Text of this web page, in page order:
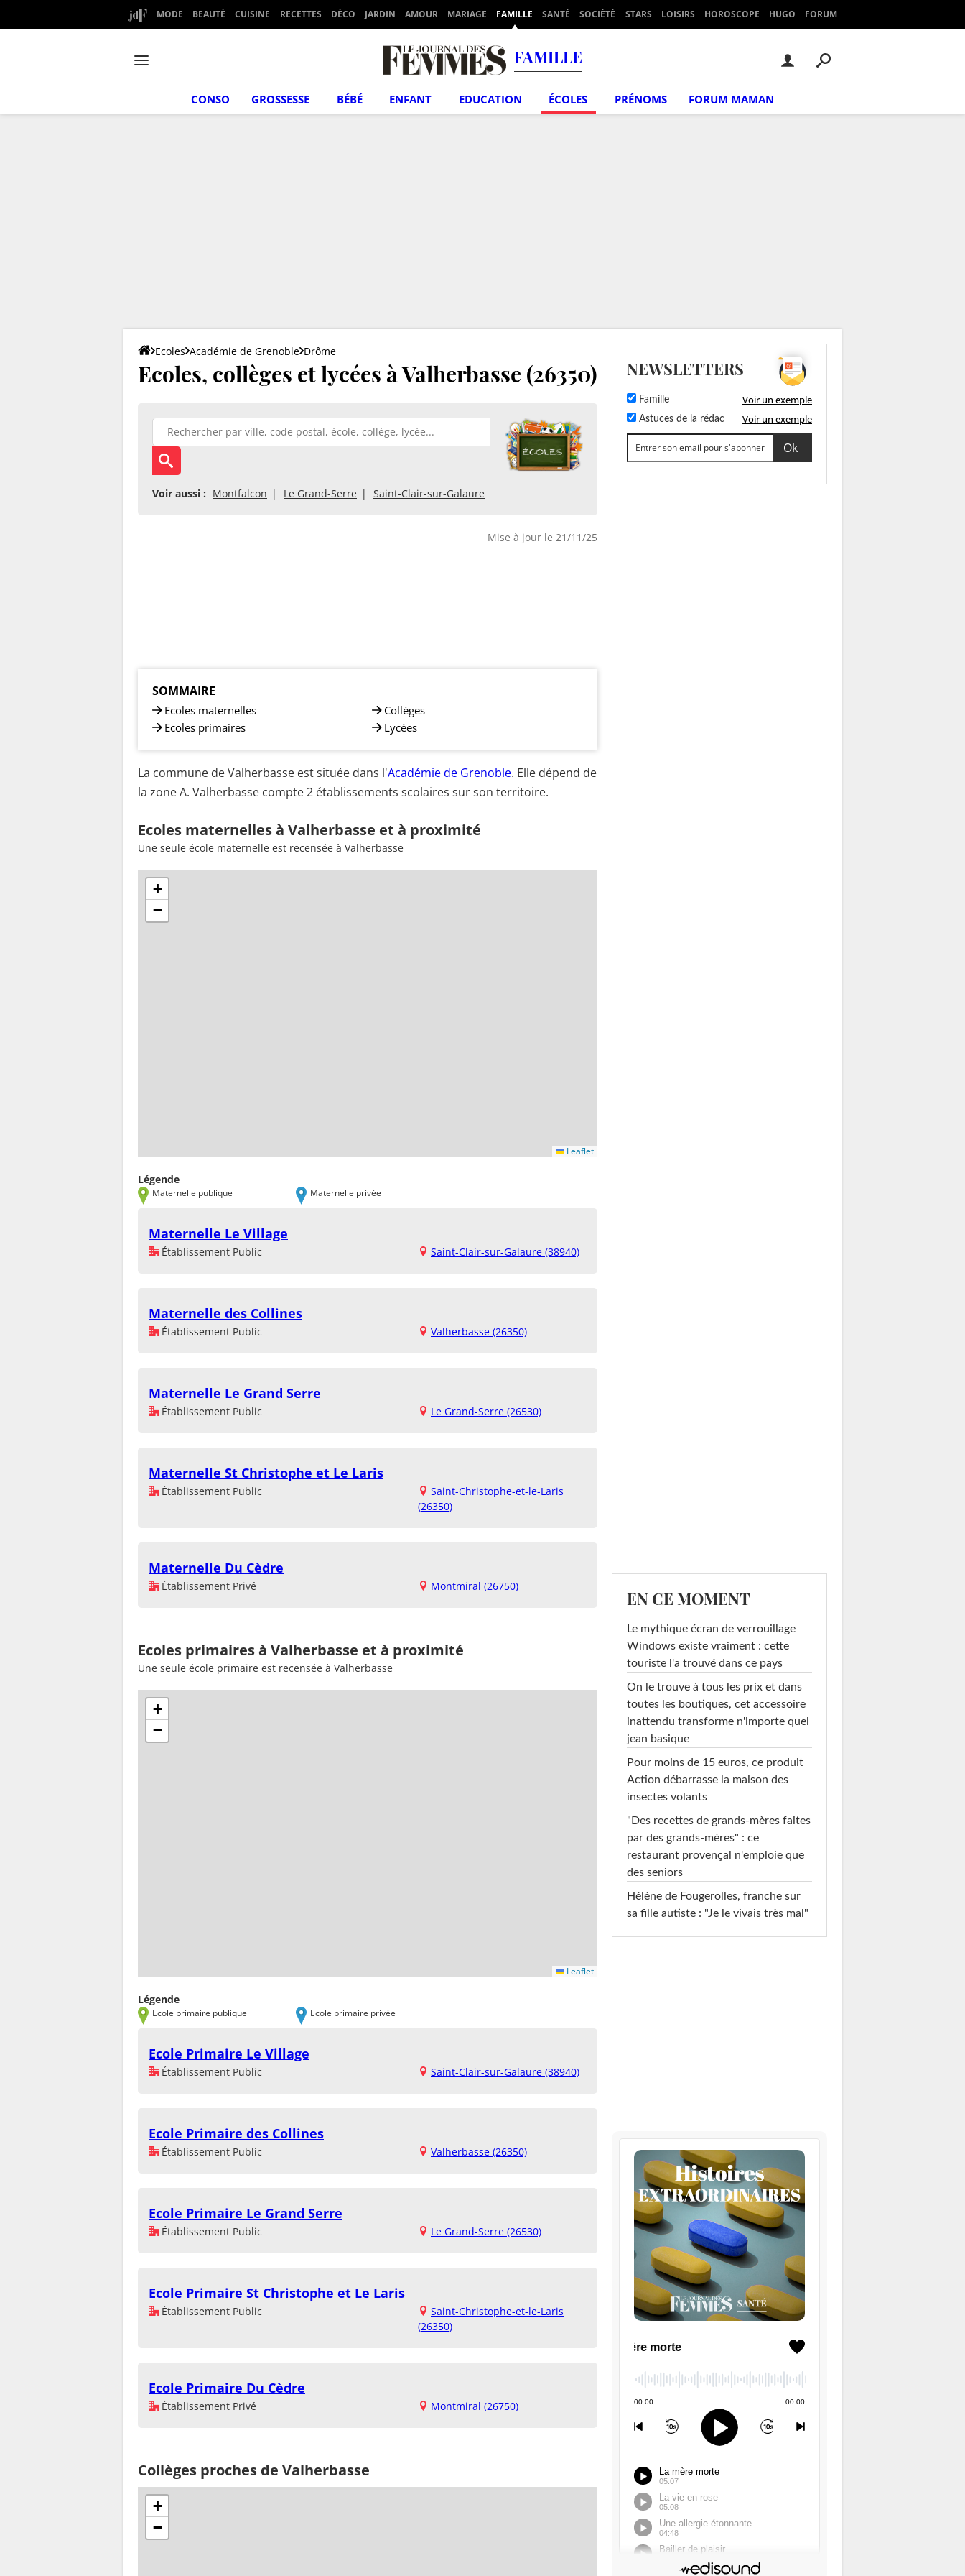
MODE BEAUTÉ CUISINE RECETTES DÉCO JARDIN AMOUR MARIAGE FAMILLE SANTÉ SOCIÉTÉ STARS LOISIRS HOROSCOPE HUGO FORUM
FAMILLE
CONSO GROSSESSE BÉBÉ ENFANT EDUCATION ÉCOLES PRÉNOMS FORUM MAMAN
Ecoles Académie de Grenoble Drôme
Ecoles, collèges et lycées à Valherbasse (26350)
Voir aussi : Montfalcon Le Grand-Serre Saint-Clair-sur-Galaure
Mise à jour le 21/11/25
SOMMAIRE
Ecoles maternelles
Ecoles primaires
Collèges
Lycées
La commune de Valherbasse est située dans l'Académie de Grenoble. Elle dépend de
la zone A. Valherbasse compte 2 établissements scolaires sur son territoire.
Ecoles maternelles à Valherbasse et à proximité
Une seule école maternelle est recensée à Valherbasse
+
−
Leaflet
Légende
Maternelle publique Maternelle privée
Maternelle Le Village
Établissement Public Saint-Clair-sur-Galaure (38940)
Maternelle des Collines
Établissement Public Valherbasse (26350)
Maternelle Le Grand Serre
Établissement Public Le Grand-Serre (26530)
Maternelle St Christophe et Le Laris
Établissement Public
Saint-Christophe-et-le-Laris
(26350)
Maternelle Du Cèdre
Établissement Privé Montmiral (26750)
Ecoles primaires à Valherbasse et à proximité
Une seule école primaire est recensée à Valherbasse
+
−
Leaflet
Légende
Ecole primaire publique Ecole primaire privée
Ecole Primaire Le Village
Établissement Public Saint-Clair-sur-Galaure (38940)
Ecole Primaire des Collines
Établissement Public Valherbasse (26350)
Ecole Primaire Le Grand Serre
Établissement Public Le Grand-Serre (26530)
Ecole Primaire St Christophe et Le Laris
Établissement Public
Saint-Christophe-et-le-Laris
(26350)
Ecole Primaire Du Cèdre
Établissement Privé Montmiral (26750)
Collèges proches de Valherbasse
+
−
NEWSLETTERS
Famille Voir un exemple
Astuces de la rédac Voir un exemple
EN CE MOMENT
Le mythique écran de verrouillage
Windows existe vraiment : cette
touriste l'a trouvé dans ce pays
On le trouve à tous les prix et dans
toutes les boutiques, cet accessoire
inattendu transforme n'importe quel
jean basique
Pour moins de 15 euros, ce produit
Action débarrasse la maison des
insectes volants
"Des recettes de grands-mères faites
par des grands-mères" : ce
restaurant provençal n'emploie que
des seniors
Hélène de Fougerolles, franche sur
sa fille autiste : "Je le vivais très mal"